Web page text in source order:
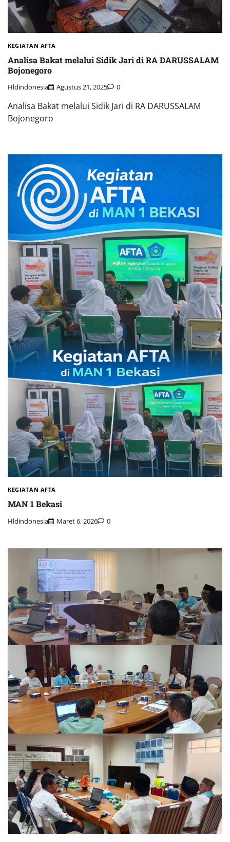
KEGIATAN AFTA
Analisa Bakat melalui Sidik Jari di RA DARUSSALAM
Bojonegoro
Hldindonesia Agustus 21, 2025 0
Analisa Bakat melalui Sidik Jari di RA DARUSSALAM
Bojonegoro
KEGIATAN AFTA
MAN 1 Bekasi
Hldindonesia Maret 6, 2026 0